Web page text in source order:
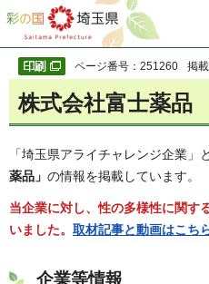
彩の国 埼玉県
ページ番号：251260 掲
株式会社富士薬品
「埼玉県アライチャレンジ企業」
薬品」 の情報を掲載しています。
当企業に対し、性の多様性に関す
いました。 取材記事と動画はこち
企業等情報